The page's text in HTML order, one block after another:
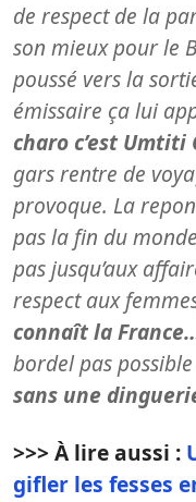
de respect de la
son mieux pour le
poussé vers la
émissaire ça lui
charo c’est Umtiti
gars rentre de
provoque. La
pas la fin du
pas jusqu’aux
respect aux
connaît la
bordel pas
sans une
>>> À lire aussi :
gifler les fesses